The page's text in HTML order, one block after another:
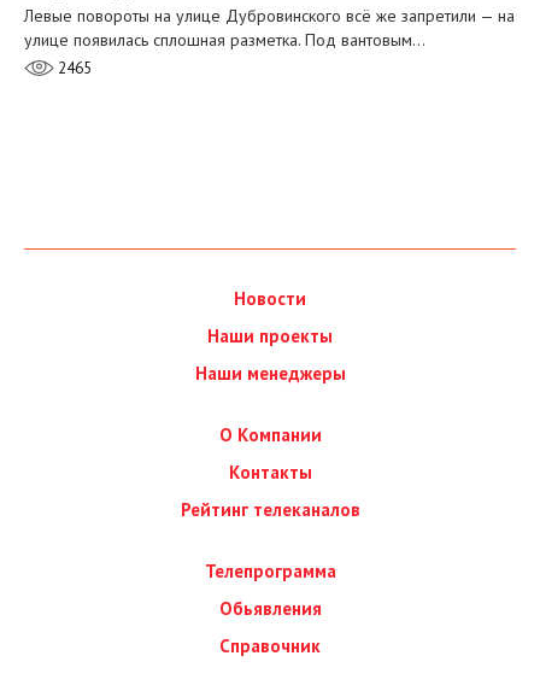
Левые повороты на улице Дубровинского всё же запретили — на
улице появилась сплошная разметка. Под вантовым…
2465
Новости
Наши проекты
Наши менеджеры
О Компании
Контакты
Рейтинг телеканалов
Телепрограмма
Обьявления
Справочник